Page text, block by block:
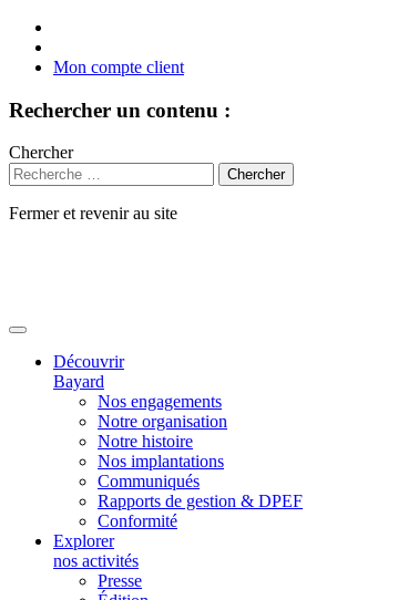
Mon compte client
Rechercher un contenu :
Chercher
Fermer et revenir au site
Découvrir
Bayard
Nos engagements
Notre organisation
Notre histoire
Nos implantations
Communiqués
Rapports de gestion & DPEF
Conformité
Explorer
nos activités
Presse